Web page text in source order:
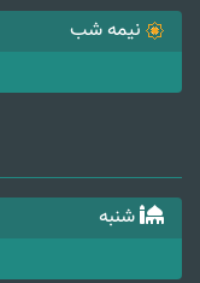
نیمه شب
شنبه